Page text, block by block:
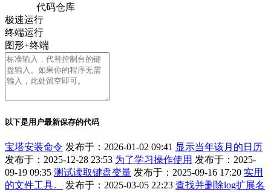
代码仓库
极速运行
终端运行
图形+终端
以下是用户最新保存的代码
宝塔安装命令 发布于：2026-01-02 09:41 显示当年该月的日历
发布于：2025-12-28 23:53 为了学习操作使用 发布于：2025-
09-19 09:35 测试读取键盘变量 发布于：2025-09-16 17:20 实用
的文件工具。
发布于：2025-03-05 22:23 查找并删除log扩展名